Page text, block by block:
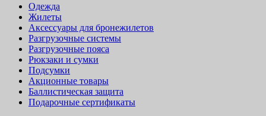
Одежда
Жилеты
Аксессуары для бронежилетов
Разгрузочные системы
Разгрузочные пояса
Рюкзаки и сумки
Подсумки
Акционные товары
Баллистическая защита
Подарочные сертификаты